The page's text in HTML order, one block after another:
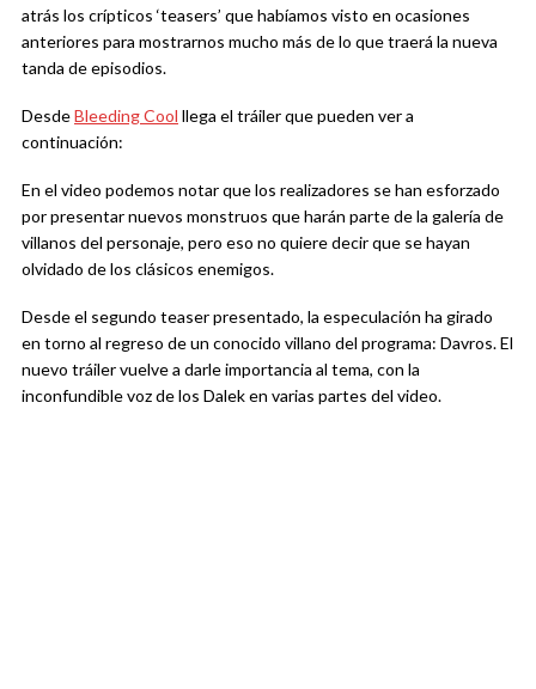
atrás los crípticos ‘teasers’ que habíamos visto en ocasiones
anteriores para mostrarnos mucho más de lo que traerá la nueva
tanda de episodios.
DesdeBleeding Cool llega el tráiler que pueden ver a
continuación:
En el video podemos notar que los realizadores se han esforzado
por presentar nuevos monstruos que harán parte de la galería de
villanos del personaje, pero eso no quiere decir que se hayan
olvidado de los clásicos enemigos.
Desde el segundo teaser presentado, la especulación ha girado
en torno al regreso de un conocido villano del programa: Davros. El
nuevo tráiler vuelve a darle importancia al tema, con la
inconfundible voz de los Dalek en varias partes del video.